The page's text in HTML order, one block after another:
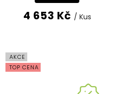
4 653 Kč / Kus
AKCE
TOP CENA